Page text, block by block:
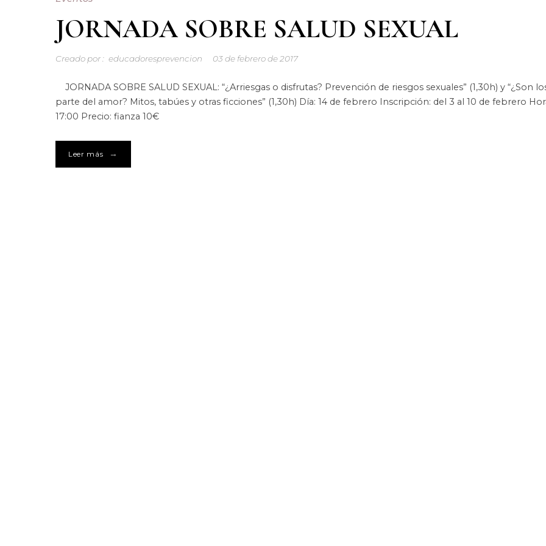
JORNADA SOBRE SALUD SEXUAL
Creado por : educadoresprevencion 03 de febrero de 2017
JORNADA SOBRE SALUD SEXUAL: “¿Arriesgas o disfrutas? Prevención de riesgos sexuales” (1,30h) y “¿Son
parte del amor? Mitos, tabúes y otras ficciones” (1,30h) Día: 14 de febrero Inscripción: del 3 al 10 de febrero
17:00 Precio: fianza 10€
Leer más →